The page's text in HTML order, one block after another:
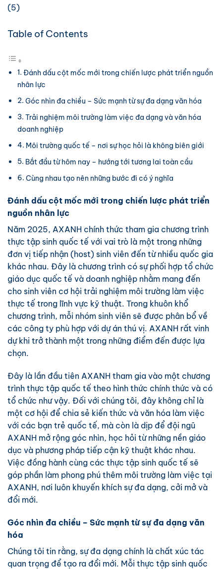
(5)
Table of Contents
Đánh dấu cột mốc mới trong chiến lược phát triển nguồn
nhân lực
Góc nhìn đa chiều – Sức mạnh từ sự đa dạng văn hóa
Trải nghiệm môi trường làm việc đa dạng và văn hóa
doanh nghiệp
Môi trường quốc tế – nơi sự học hỏi là không biên giới
Bắt đầu từ hôm nay – hướng tới tương lai toàn cầu
Cùng nhau tạo nên những bước đi có ý nghĩa
Đánh dấu cột mốc mới trong chiến lược phát triển
nguồn nhân lực
Năm 2025, AXANH chính thức tham gia chương trình
thực tập sinh quốc tế với vai trò là một trong những
đơn vị tiếp nhận (host) sinh viên đến từ nhiều quốc gia
khác nhau. Đây là chương trình có sự phối hợp tổ chức
giáo dục quốc tế và doanh nghiệp nhằm mang đến
cho sinh viên cơ hội trải nghiệm môi trường làm việc
thực tế trong lĩnh vực kỹ thuật. Trong khuôn khổ
chương trình, mỗi nhóm sinh viên sẽ được phân bổ về
các công ty phù hợp với dự án thú vị. AXANH rất vinh
dự khi trở thành một trong những điểm đến được lựa
chọn.
Đây là lần đầu tiên AXANH tham gia vào một chương
trình thực tập quốc tế theo hình thức chính thức và có
tổ chức như vậy. Đối với chúng tôi, đây không chỉ là
một cơ hội để chia sẻ kiến thức và văn hóa làm việc
với các bạn trẻ quốc tế, mà còn là dịp để đội ngũ
AXANH mở rộng góc nhìn, học hỏi từ những nền giáo
dục và phương pháp tiếp cận kỹ thuật khác nhau.
Việc đồng hành cùng các thực tập sinh quốc tế sẽ
góp phần làm phong phú thêm môi trường làm việc tại
AXANH, nơi luôn khuyến khích sự đa dạng, cởi mở và
đổi mới.
Góc nhìn đa chiều – Sức mạnh từ sự đa dạng văn
hóa
Chúng tôi tin rằng, sự đa dạng chính là chất xúc tác
quan trọng để tạo ra đổi mới. Mỗi thực tập sinh quốc